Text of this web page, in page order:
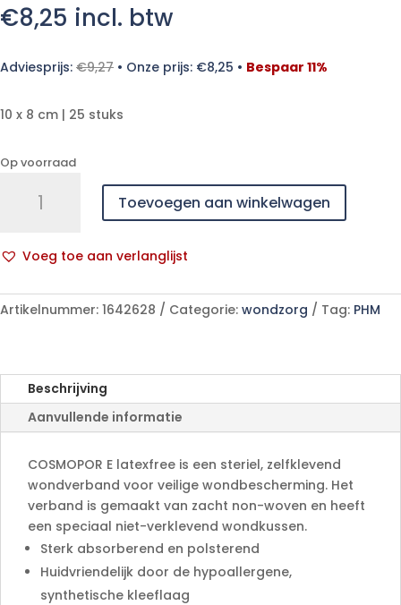
€8,25 incl. btw
Adviesprijs: €9,27 • Onze prijs: €8,25 • Bespaar 11%
10 x 8 cm | 25 stuks
Op voorraad
25
aantal
Toevoegen aan winkelwagen
Voeg toe aan verlanglijst
l
t
n
a
Artikelnummer: 1642628 Categorie: wondzorg Tag: PHM
Beschrijving
Aanvullende informatie
COSMOPOR E latexfree is een steriel, zelfklevend
wondverband voor veilige wondbescherming. Het
verband is gemaakt van zacht non-woven en heeft
een speciaal niet-verklevend wondkussen.
Sterk absorberend en polsterend
Huidvriendelijk door de hypoallergene,
synthetische kleeflaag